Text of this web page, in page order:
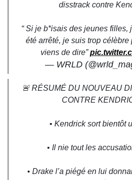
disstrack contre
“ Si je b*isais des jeunes filles,
été arrêté, je suis trop
viens de dire”
— WRLD
🚨 RÉSUMÉ DU NOUVEAU
CONTRE
• Kendrick sort bientôt
• Il nie tout les
• Drake l’a piégé en lui